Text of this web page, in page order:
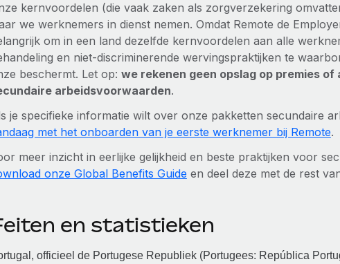
kernvoordelen (die vaak zaken als zorgverzekering
we werknemers in dienst nemen. Omdat Remote de
om in een land dezelfde kernvoordelen aan alle
en niet-discriminerende wervingspraktijken te
beschermt. Let op: we rekenen geen opslag op premies
arbeidsvoorwaarden.
je specifieke informatie wilt over onze pakketten secundaire
met het onboarden van je eerste werknemer bij Remote.
meer inzicht in eerlijke gelijkheid en beste praktijken voor
onze Global Benefits Guide en deel deze met de rest
en statistieken
officieel de Portugese Republiek (Portugees: República